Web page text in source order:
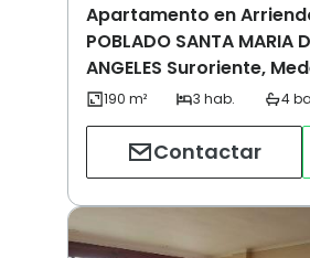
Apartamento en
POBLADO SANTA MARIA
ANGELES Suroriente,
Contactar